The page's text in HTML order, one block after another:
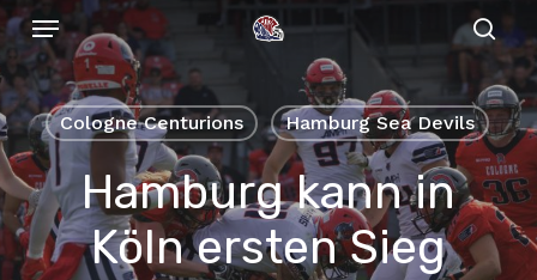
Skip
main
content
Menu
Cologne Centurions Hamburg Sea Devils
Hamburg kann in
Köln ersten Sieg